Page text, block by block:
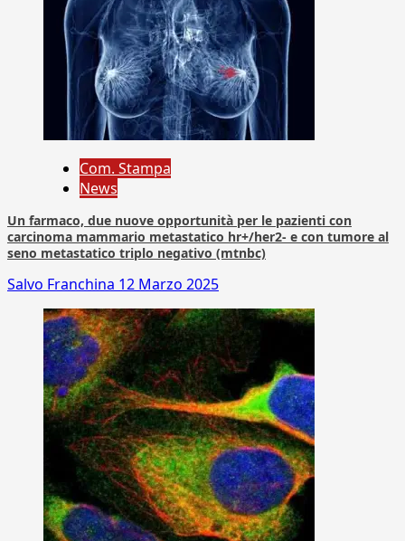
Com. Stampa
News
Un farmaco, due nuove opportunità per le pazienti con
carcinoma mammario metastatico hr+/her2- e con tumore al
seno metastatico triplo negativo (mtnbc)
Salvo Franchina 12 Marzo 2025